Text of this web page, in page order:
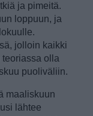
ja pimeitä.
loppuun, ja
jolloin kaikki
olla
puoliväliin.
maaliskuun
lähtee